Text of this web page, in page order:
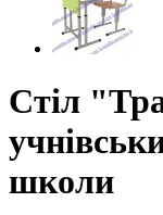
Стіл
школи